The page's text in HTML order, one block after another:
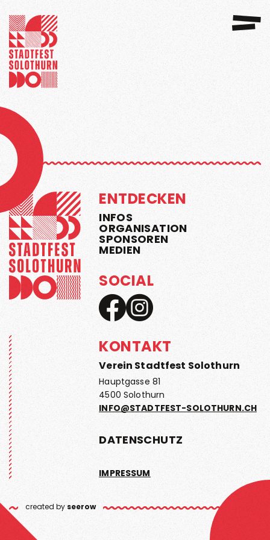
ENTDECKEN
INFOS
ORGANISATION
SPONSOREN
MEDIEN
SOCIAL
KONTAKT
Verein Stadtfest Solothurn
Hauptgasse 81
4500 Solothurn
INFO@STADTFEST-SOLOTHURN.CH
DATENSCHUTZ
IMPRESSUM
created by seerow